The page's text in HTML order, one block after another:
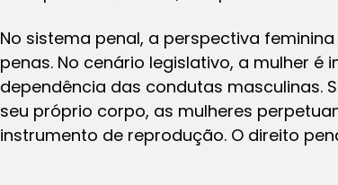
No sistema penal, a perspectiva
penas. No cenário legislativo, a mulher
dependência das condutas masculinas.
seu próprio corpo, as mulheres
instrumento de reprodução. O direito